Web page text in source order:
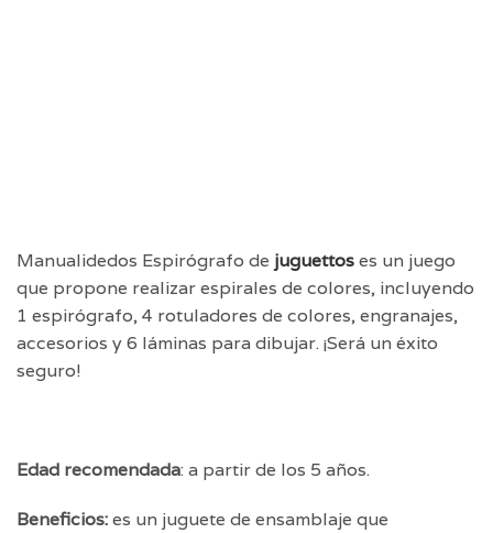
Manualidedos Espirógrafo de juguettoses un juego
que propone realizar espirales de colores, incluyendo
1 espirógrafo, 4 rotuladores de colores, engranajes,
accesorios y 6 láminas para dibujar. ¡Será un éxito
seguro!
Edad recomendada: a partir de los 5 años.
Beneficios:es un juguete de ensamblaje que